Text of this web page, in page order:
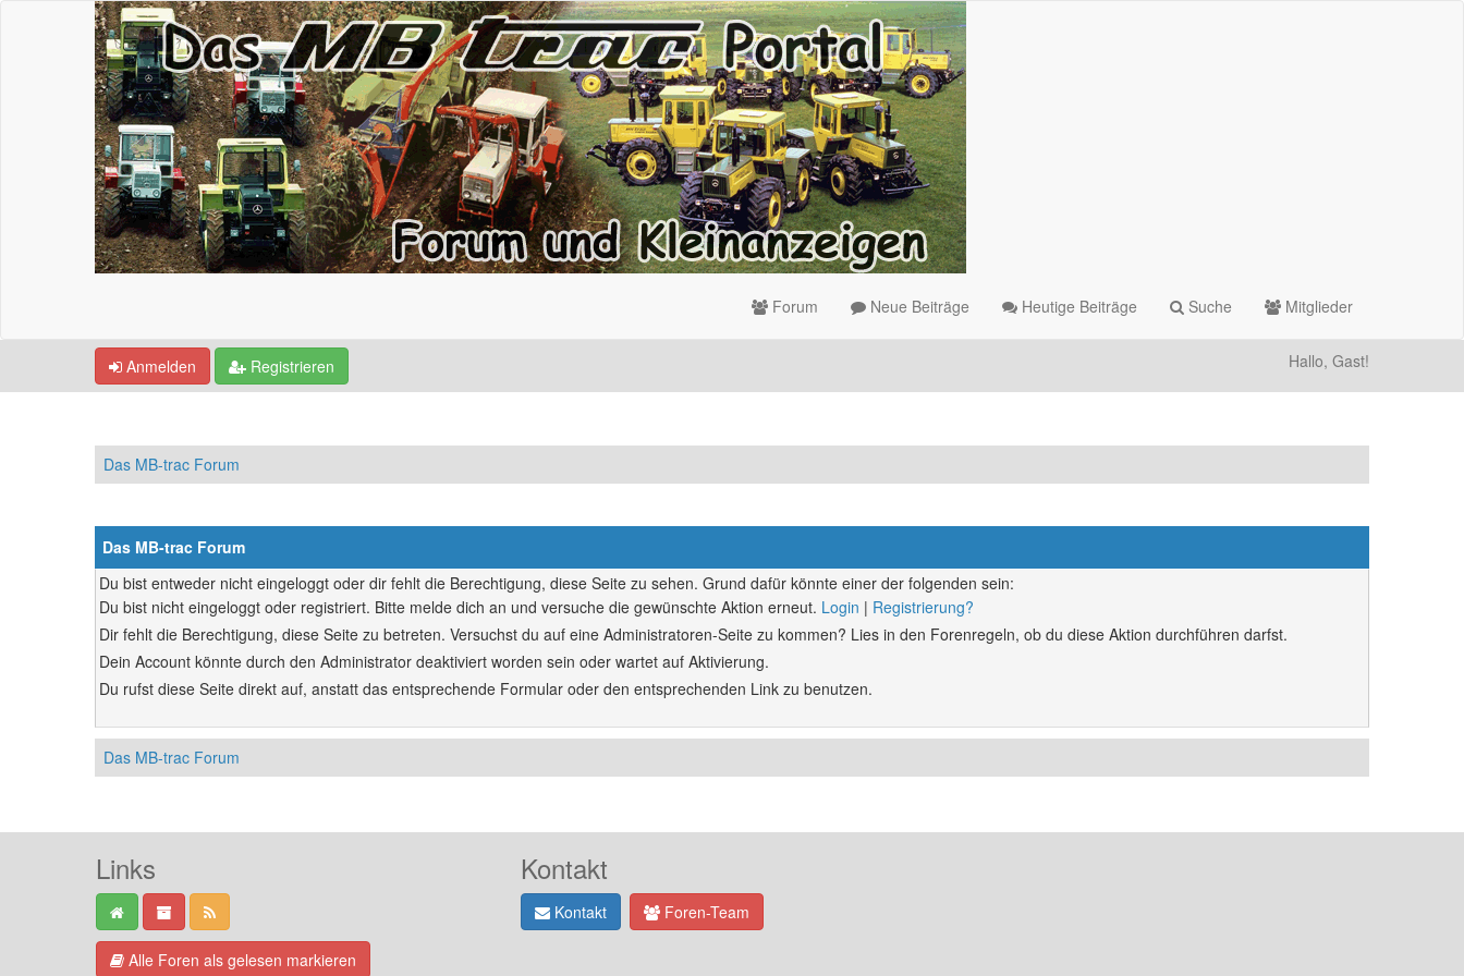
Forum Neue Beiträge Heutige Beiträge Suche Mitglieder
Anmelden Registrieren Hallo, Gast!
Das MB-trac Forum
Das MB-trac Forum
Du bist entweder nicht eingeloggt oder dir fehlt die Berechtigung, diese Seite zu sehen. Grund dafür könnte einer der folgenden sein:
Du bist nicht eingeloggt oder registriert. Bitte melde dich an und versuche die gewünschte Aktion erneut. Login | Registrierung?
Dir fehlt die Berechtigung, diese Seite zu betreten. Versuchst du auf eine Administratoren-Seite zu kommen? Lies in den Forenregeln, ob du diese Aktion durchführen darfst.
Dein Account könnte durch den Administrator deaktiviert worden sein oder wartet auf Aktivierung.
Du rufst diese Seite direkt auf, anstatt das entsprechende Formular oder den entsprechenden Link zu benutzen.
Das MB-trac Forum
Links
Alle Foren als gelesen markieren
Kontakt
Kontakt Foren-Team